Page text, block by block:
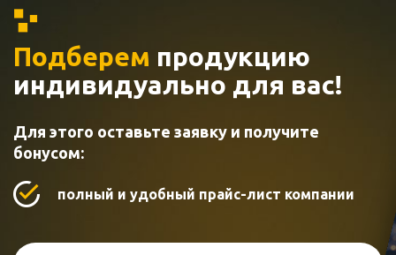
Подберем продукцию
индивидуально для вас!
Для этого оставьте заявку и получите
бонусом:
полный и удобный прайс-лист компании